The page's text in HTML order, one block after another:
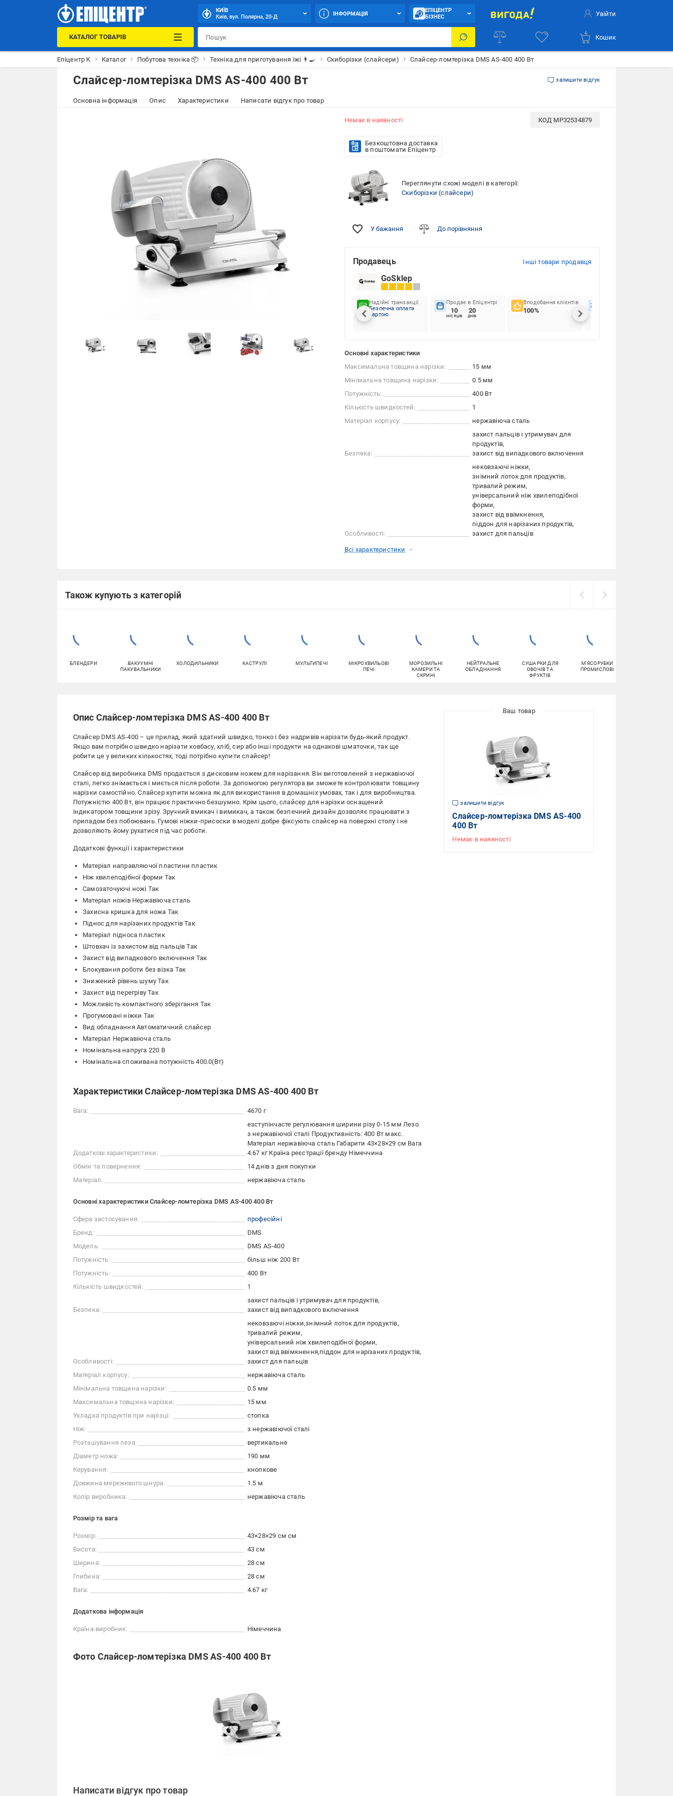
КИЇВ
Київ, вул. Полярна, 20-Д
ІНФОРМАЦІЯ
ЕПІЦЕНТР
БІЗНЕС
Увійти
КАТАЛОГ ТОВАРІВ Кошик
Епіцентр К Каталог Побутова техніка 📦 Техніка для приготування їжі 👨‍🍳 Скиборізки (слайсери) Слайсер-ломтерізка DMS AS-400 400 Вт
Слайсер-ломтерізка DMS AS-400 400 Вт залишити відгук
Основна інформація Опис Характеристики Написати відгук про товар
Немає в наявності КОД MP32534879
Безкоштовна доставка
в поштомати Епіцентр
Переглянути схожі моделі в категорії:
Скиборізки (слайсери)
У бажання До порівняння
Продавець Інші товари продавця
GoSklep
Надійні транзакції
Безпечна оплата
картою
Продає в Епіцентрі
10
місяців
20
днів
Вподобання клієнтів
100%
Основні характеристики
Максимальна товщина нарізки:
15 мм
Мінімальна товщина нарізки:
0.5 мм
Потужність:
400 Вт
Кількість швидкостей:
1
Матеріал корпусу:
нержавіюча сталь
Безпека:
захист пальців і утримувач для
продуктів
захист від випадкового включення
Особливості:
нековзаючі ніжки
знімний лоток для продуктів
тривалий режим
універсальний ніж хвилеподібної
форми
захист від ввімкнення
піддон для нарізаних продуктів
захист для пальців
Всі характеристики
Також купують з категорій
БЛЕНДЕРИ
ВАКУУМНІ
ПАКУВАЛЬНИКИ
ХОЛОДИЛЬНИКИ КАСТРУЛІ МУЛЬТИПЕЧІ
МІКРОХВИЛЬОВІ
ПЕЧІ
МОРОЗИЛЬНІ
КАМЕРИ ТА
СКРИНІ
НЕЙТРАЛЬНЕ
ОБЛАДНАННЯ
СУШАРКИ ДЛЯ
ОВОЧІВ ТА
ФРУКТІВ
М'ЯСОРУБКИ
ПРОМИСЛОВІ
Опис Слайсер-ломтерізка DMS AS-400 400 Вт
Слайсер DMS AS-400 – це прилад, який здатний швидко, тонко і без надривів нарізати будь-який продукт.
Якщо вам потрібно швидко нарізати ковбасу, хліб, сир або інші продукти на однакові шматочки, так ще
робити це у великих кількостях, тоді потрібно купити слайсер!
Слайсер від виробника DMS продається з дисковим ножем для нарізання. Він виготовлений з нержавіючої
сталі, легко знімається і миється після роботи. За допомогою регулятора ви зможете контролювати товщину
нарізки самостійно. Слайсер купити можна як для використання в домашніх умовах, так і для виробництва.
Потужністю 400 Вт, він працює практично безшумно. Крім цього, слайсер для нарізки оснащений
індикатором товщини зрізу. Зручний вмикач і вимикач, а також безпечний дизайн дозволяє працювати з
приладом без побоювань. Гумові ніжки-присоски в моделі добре фіксують слайсер на поверхні столу і не
дозволяють йому рухатися під час роботи.
Додаткові функції і характеристики
Матеріал направляючої пластини пластик
Ніж хвилеподібної форми Так
Самозаточуючі ножі Так
Матеріал ножів Нержавіюча сталь
Захисна кришка для ножа Так
Піднос для нарізаних продуктів Так
Матеріал підноса пластик
Штовхач із захистом від пальців Так
Захист від випадкового включення Так
Блокування роботи без візка Так
Знижений рівень шуму Так
Захист від перегріву Так
Можливість компактного зберігання Так
Прогумовані ніжки Так
Вид обладнання Автоматичний слайсер
Матеріал Нержавіюча сталь
Номінальна напруга 220 В
Номінальна споживана потужність 400.0(Вт)
Характеристики Слайсер-ломтерізка DMS AS-400 400 Вт
Вага: 4670 г
Додаткові характеристики:
езступінчасте регулювання ширини різу 0-15 мм Лезо
з нержавіючої сталі Продуктивність: 400 Вт макс.
Матеріал нержавіюча сталь Габарити 43×28×29 см Вага
4.67 кг Країна реєстрації бренду Німеччина
Обмін та повернення:
14 днів з дня покупки
Матеріал:
нержавіюча сталь
Основні характеристики Слайсер-ломтерізка DMS AS-400 400 Вт
Сфера застосування:
професійні
Бренд:
DMS
Модель:
DMS AS-400
Потужність:
більш ніж 200 Вт
Потужність:
400 Вт
Кількість швидкостей:
1
Безпека:
захист пальців і утримувач для продуктів
захист від випадкового включення
Особливості:
нековзаючі ніжки знімний лоток для продуктів
тривалий режим
універсальний ніж хвилеподібної форми
захист від ввімкнення піддон для нарізаних продуктів
захист для пальців
Матеріал корпусу:
нержавіюча сталь
Мінімальна товщина нарізки:
0.5 мм
Максимальна товщина нарізки:
15 мм
Укладка продуктів при нарізці:
стопка
Ніж:
з нержавіючої сталі
Розташування леза:
вертикальне
Діаметр ножа:
190 мм
Керування:
кнопкове
Довжина мережевого шнура:
1.5 м
Колір виробника:
нержавіюча сталь
Розмір та вага
Розмір:
43×28×29 см см
Висота:
43 см
Ширина:
28 см
Глибина:
28 см
Вага:
4.67 кг
Додаткова інформація
Країна-виробник: Німеччина
Фото Слайсер-ломтерізка DMS AS-400 400 Вт
Написати відгук про товар
залишити відгук
Слайсер-ломтерізка DMS AS-400
400 Вт
Немає в наявності